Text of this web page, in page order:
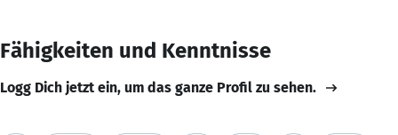
Fähigkeiten und Kenntnisse
Logg Dich jetzt ein, um das ganze Profil zu sehen.